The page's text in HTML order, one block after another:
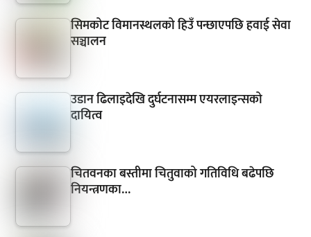
सिमकोट विमानस्थलको हिउँ पन्छाएपछि हवाई सेवा
सञ्चालन
उडान ढिलाइदेखि दुर्घटनासम्म एयरलाइन्सको
दायित्व
चितवनका बस्तीमा चितुवाको गतिविधि बढेपछि
नियन्त्रणका…